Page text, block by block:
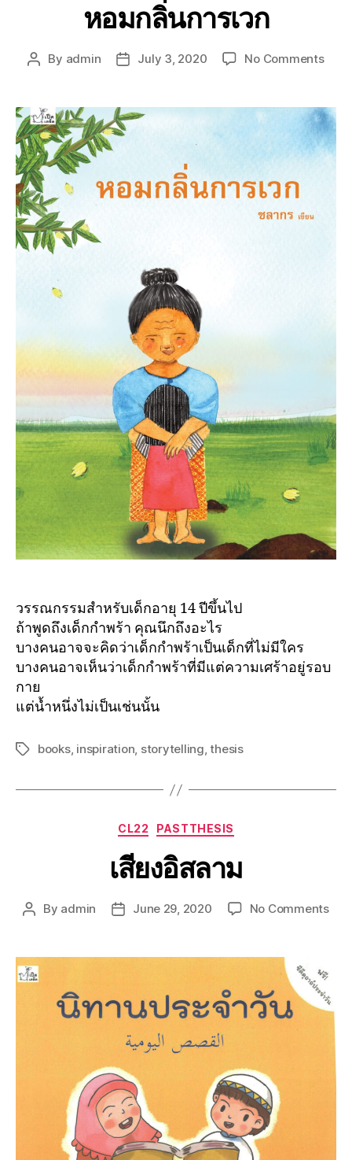
หอมกลิ่นการเวก
By admin July 3, 2020 No Comments
วรรณกรรมสำหรับเด็กอายุ 14 ปีขึ้นไป
ถ้าพูดถึงเด็กกำพร้า คุณนึกถึงอะไร
บางคนอาจจะคิดว่าเด็กกำพร้าเป็นเด็กที่ไม่มีใคร
บางคนอาจเห็นว่าเด็กกำพร้าที่มีแต่ความเศร้าอยู่รอบ
กาย
แต่น้ำหนึ่งไม่เป็นเช่นนั้น
books, inspiration, storytelling,thesis
CL22 PASTTHESIS
เสียงอิสลาม
By admin June 29, 2020 No Comments